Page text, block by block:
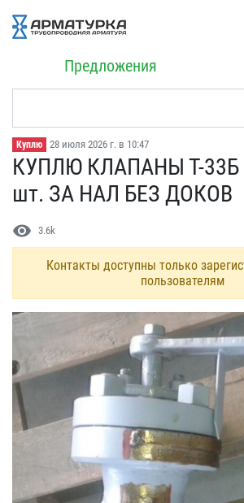
Предложения
Куплю 28 июля 2026 г. в 10:47
КУПЛЮ КЛАПАНЫ Т-33Б
шт. ЗА НАЛ БЕЗ ДО​КОВ
visibility 3.6k
Контакты доступны только
пользователям